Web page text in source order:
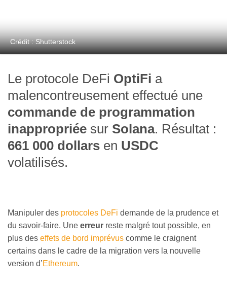
Crédit : Shutterstock
Le protocole DeFi OptiFi a
malencontreusement effectué une
commande de programmation
inappropriée sur Solana. Résultat :
661 000 dollars en USDC
volatilisés.
Manipuler des protocoles DeFi demande de la prudence et
du savoir-faire. Une erreur reste malgré tout possible, en
plus des effets de bord imprévus comme le craignent
certains dans le cadre de la migration vers la nouvelle
version d’Ethereum.